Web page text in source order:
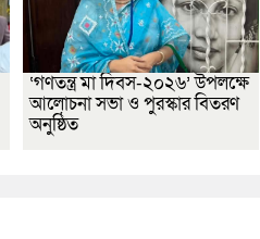
‘গণতন্ত্র মা দিবস-২০২৬’ উপলক্ষে
আলোচনা সভা ও পুরস্কার বিতরণ
অনুষ্ঠিত